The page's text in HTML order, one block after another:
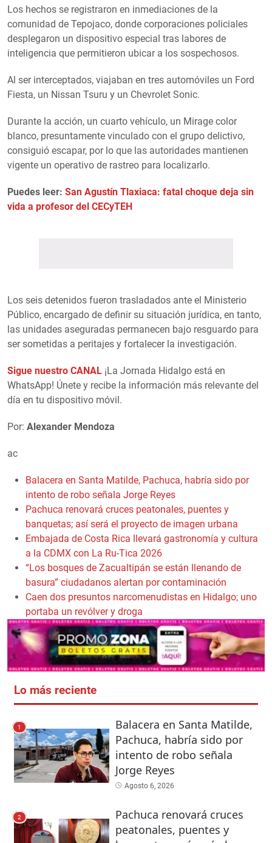
Los hechos se registraron en inmediaciones de la
comunidad de Tepojaco, donde corporaciones policiales
desplegaron un dispositivo especial tras labores de
inteligencia que permitieron ubicar a los sospechosos.
Al ser interceptados, viajaban en tres automóviles un Ford
Fiesta, un Nissan Tsuru y un Chevrolet Sonic.
Durante la acción, un cuarto vehículo, un Mirage color
blanco, presuntamente vinculado con el grupo delictivo,
consiguió escapar, por lo que las autoridades mantienen
vigente un operativo de rastreo para localizarlo.
Puedes leer: San Agustín Tlaxiaca: fatal choque deja sin
vida a profesor del CECyTEH
Los seis detenidos fueron trasladados ante el Ministerio
Público, encargado de definir su situación jurídica, en tanto,
las unidades aseguradas permanecen bajo resguardo para
ser sometidas a peritajes y fortalecer la investigación.
Sigue nuestro CANAL ¡La Jornada Hidalgo está en
WhatsApp! Únete y recibe la información más relevante del
día en tu dispositivo móvil.
Por: Alexander Mendoza
ac
Balacera en Santa Matilde, Pachuca, habría sido por
intento de robo señala Jorge Reyes
Pachuca renovará cruces peatonales, puentes y
banquetas; así será el proyecto de imagen urbana
Embajada de Costa Rica llevará gastronomía y cultura
a la CDMX con La Ru-Tica 2026
“Los bosques de Zacualtipán se están llenando de
basura” ciudadanos alertan por contaminación
Caen dos presuntos narcomenudistas en Hidalgo; uno
portaba un revólver y droga
Lo más reciente
1
Balacera en Santa Matilde,
Pachuca, habría sido por
intento de robo señala
Jorge Reyes
Agosto 6, 2026
2
Pachuca renovará cruces
peatonales, puentes y